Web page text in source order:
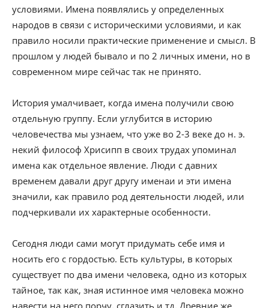
условиями. Имена появлялись у определенных
народов в связи с историческими условиями, и как
правило носили практические применение и смысл. В
прошлом у людей бывало и по 2 личных имени, но в
современном мире сейчас так не принято.
История умалчивает, когда имена получили свою
отдельную группу. Если углубится в историю
человечества мы узнаем, что уже во 2-3 веке до н. э.
некий философ Хрисипп в своих трудах упоминал
имена как отдельное явление. Люди с давних
временем давали друг другу именаи и эти имена
значили, как правило род деятельности людей, или
подчеркивали их характерные особенности.
Сегодня люди сами могут придумать себе имя и
носить его с гордостью. Есть культуры, в которых
существует по два имени человека, одно из которых
тайное, так как, зная истинное имя человека можно
навести на него порчу, сглазить и тд. Древние же